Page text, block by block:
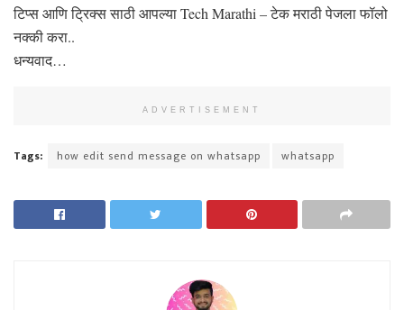
टिप्स आणि ट्रिक्स साठी आपल्या Tech Marathi – टेक मराठी पेजला फॉलो
नक्की करा..
धन्यवाद…
ADVERTISEMENT
Tags: how edit send message on whatsapp whatsapp